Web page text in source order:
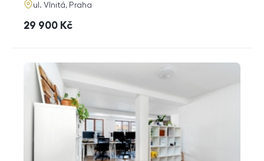
adresa
ul. Vlnitá, Praha
cena
29 900 Kč